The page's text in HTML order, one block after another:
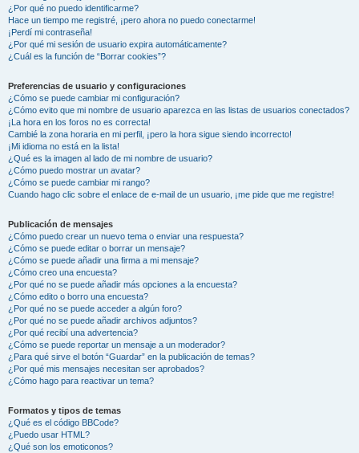
¿Por qué no puedo identificarme?
Hace un tiempo me registré, ¡pero ahora no puedo conectarme!
¡Perdí mi contraseña!
¿Por qué mi sesión de usuario expira automáticamente?
¿Cuál es la función de “Borrar cookies”?
Preferencias de usuario y configuraciones
¿Cómo se puede cambiar mi configuración?
¿Cómo evito que mi nombre de usuario aparezca en las listas de usuarios conectados?
¡La hora en los foros no es correcta!
Cambié la zona horaria en mi perfil, ¡pero la hora sigue siendo incorrecto!
¡Mi idioma no está en la lista!
¿Qué es la imagen al lado de mi nombre de usuario?
¿Cómo puedo mostrar un avatar?
¿Cómo se puede cambiar mi rango?
Cuando hago clic sobre el enlace de e-mail de un usuario, ¡me pide que me registre!
Publicación de mensajes
¿Cómo puedo crear un nuevo tema o enviar una respuesta?
¿Cómo se puede editar o borrar un mensaje?
¿Cómo se puede añadir una firma a mi mensaje?
¿Cómo creo una encuesta?
¿Por qué no se puede añadir más opciones a la encuesta?
¿Cómo edito o borro una encuesta?
¿Por qué no se puede acceder a algún foro?
¿Por qué no se puede añadir archivos adjuntos?
¿Por qué recibí una advertencia?
¿Cómo se puede reportar un mensaje a un moderador?
¿Para qué sirve el botón “Guardar” en la publicación de temas?
¿Por qué mis mensajes necesitan ser aprobados?
¿Cómo hago para reactivar un tema?
Formatos y tipos de temas
¿Qué es el código BBCode?
¿Puedo usar HTML?
¿Qué son los emoticonos?